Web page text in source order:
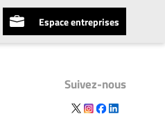
Espace entreprises
Suivez-nous